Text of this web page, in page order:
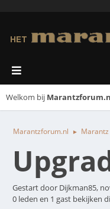
Welkom bij
Marantzforum.nl ► Marantz
Gestart door Dijkman85,
0 leden en 1 gast bekijken